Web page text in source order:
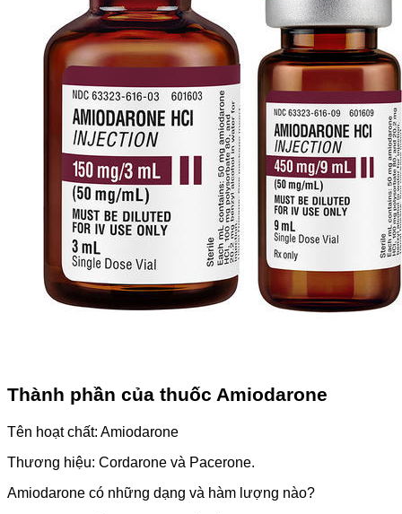
Thành phần của thuốc Amiodarone
Tên hoạt chất: Amiodarone
Thương hiệu: Cordarone và Pacerone.
Amiodarone có những dạng và hàm lượng nào?